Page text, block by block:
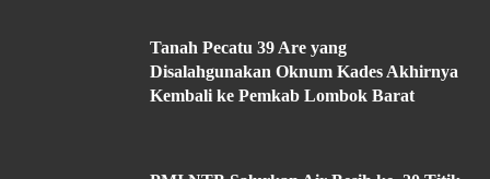
Tanah Pecatu 39 Are yang
Disalahgunakan Oknum Kades Akhirnya
Kembali ke Pemkab Lombok Barat